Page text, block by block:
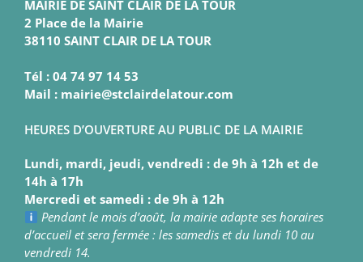
MAIRIE DE SAINT CLAIR DE LA TOUR
2 Place de la Mairie
38110 SAINT CLAIR DE LA TOUR
Tél : 04 74 97 14 53
Mail : mairie@stclairdelatour.com
HEURES D’OUVERTURE AU PUBLIC DE LA MAIRIE
Lundi, mardi, jeudi, vendredi : de 9h à 12h et de
14h à 17h
Mercredi et samedi : de 9h à 12h
Pendant le mois d’août, la mairie adapte ses horaires
d’accueil et sera fermée : les samedis et du lundi 10 au
vendredi 14.